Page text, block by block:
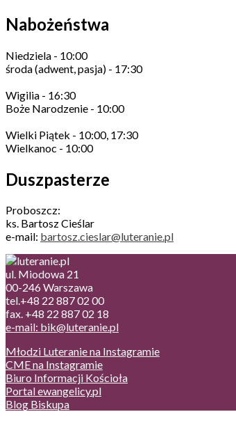
Nabożeństwa
Niedziela - 10:00
środa (adwent, pasja) - 17:30
Wigilia - 16:30
Boże Narodzenie - 10:00
Wielki Piątek - 10:00, 17:30
Wielkanoc - 10:00
Duszpasterze
Proboszcz:
ks. Bartosz Cieślar
e-mail: bartosz.cieslar@luteranie.pl
ul. Miodowa 21
00-246 Warszawa
tel.+48 22 887 02 00
fax. +48 22 887 02 18
e-mail: bik@luteranie.pl
Młodzi Luteranie na Instagramie
CME na Instagramie
Biuro Informacji Kościoła
Portal ewangelicy.pl
Blog Biskupa